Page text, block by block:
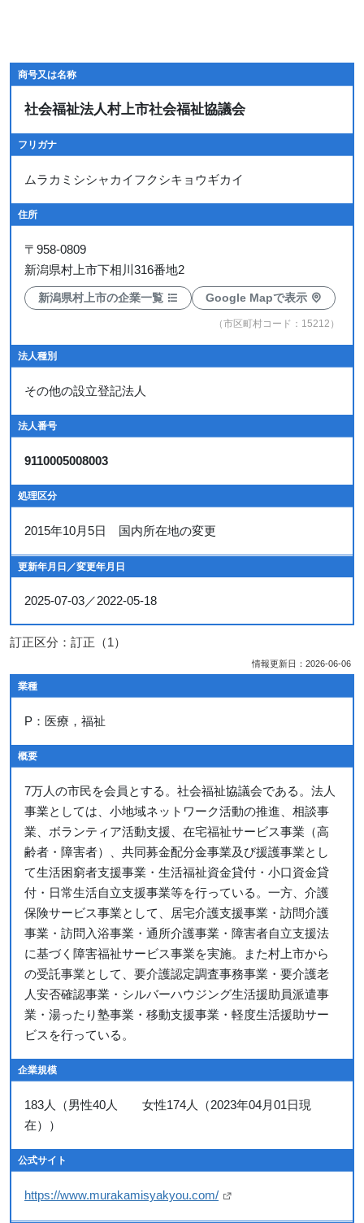
商号又は名称
社会福祉法人村上市社会福祉協議会
フリガナ
ムラカミシシャカイフクシキョウギカイ
住所
〒 958-0809
新潟県村上市下相川316番地2
新潟県村上市の企業一覧 Google Mapで表示
（市区町村コード：15212）
法人種別
その他の設立登記法人
法人番号
9110005008003
処理区分
2015年10月5日 国内所在地の変更
更新年月日／変更年月日
2025-07-03／2022-05-18
訂正区分：訂正（1）
情報更新日：2026-06-06
業種
P：医療，福祉
概要
7万人の市民を会員とする。社会福祉協議会である。法人
事業としては、小地域ネットワーク活動の推進、相談事
業、ボランティア活動支援、在宅福祉サービス事業（高
齢者・障害者）、共同募金配分金事業及び援護事業とし
て生活困窮者支援事業・生活福祉資金貸付・小口資金貸
付・日常生活自立支援事業等を行っている。一方、介護
保険サービス事業として、居宅介護支援事業・訪問介護
事業・訪問入浴事業・通所介護事業・障害者自立支援法
に基づく障害福祉サービス事業を実施。また村上市から
の受託事業として、要介護認定調査事務事業・要介護老
人安否確認事業・シルバーハウジング生活援助員派遣事
業・湯ったり塾事業・移動支援事業・軽度生活援助サー
ビスを行っている。
企業規模
183人（男性40人 女性174人（2023年04月01日現
在））
公式サイト
https://www.murakamisyakyou.com/